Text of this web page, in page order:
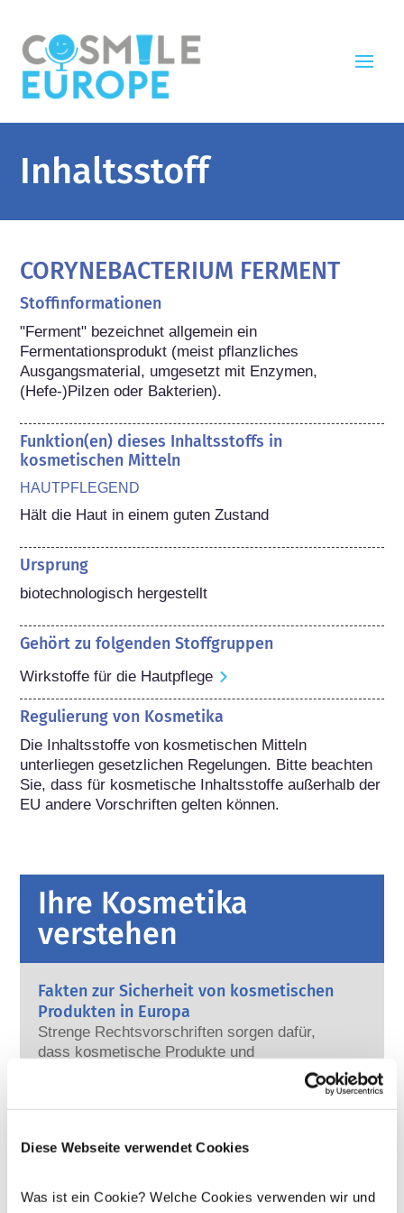
Diese Webseite verwendet Cookies
Was ist ein Cookie? Welche Cookies verwenden wir und
Inhaltsstoff
CORYNEBACTERIUM FERMENT
Stoffinformationen
"Ferment" bezeichnet allgemein ein
Fermentationsprodukt (meist pflanzliches
Ausgangsmaterial, umgesetzt mit Enzymen,
(Hefe-)Pilzen oder Bakterien).
Funktion(en) dieses Inhaltsstoffs in
kosmetischen Mitteln
HAUTPFLEGEND
Hält die Haut in einem guten Zustand
Ursprung
biotechnologisch hergestellt
Gehört zu folgenden Stoffgruppen
Wirkstoffe für die Hautpflege
Regulierung von Kosmetika
Die Inhaltsstoffe von kosmetischen Mitteln
unterliegen gesetzlichen Regelungen. Bitte beachten
Sie, dass für kosmetische Inhaltsstoffe außerhalb der
EU andere Vorschriften gelten können.
Ihre Kosmetika
verstehen
Fakten zur Sicherheit von kosmetischen
Produkten in Europa
Strenge Rechtsvorschriften sorgen dafür,
dass kosmetische Produkte und
Körperpflegemittel, die in der Europäischen
Anwendung am Menschen sind. Die
europäische Regulierungsbehörden tragen
Sicherheit von kosmetischen Produkten.
enthalten?
Disruptoren“ bezeichnet, weil sie das